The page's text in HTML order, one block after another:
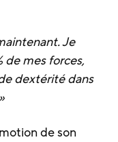
Je
de mes forces,
dextérité dans
de son